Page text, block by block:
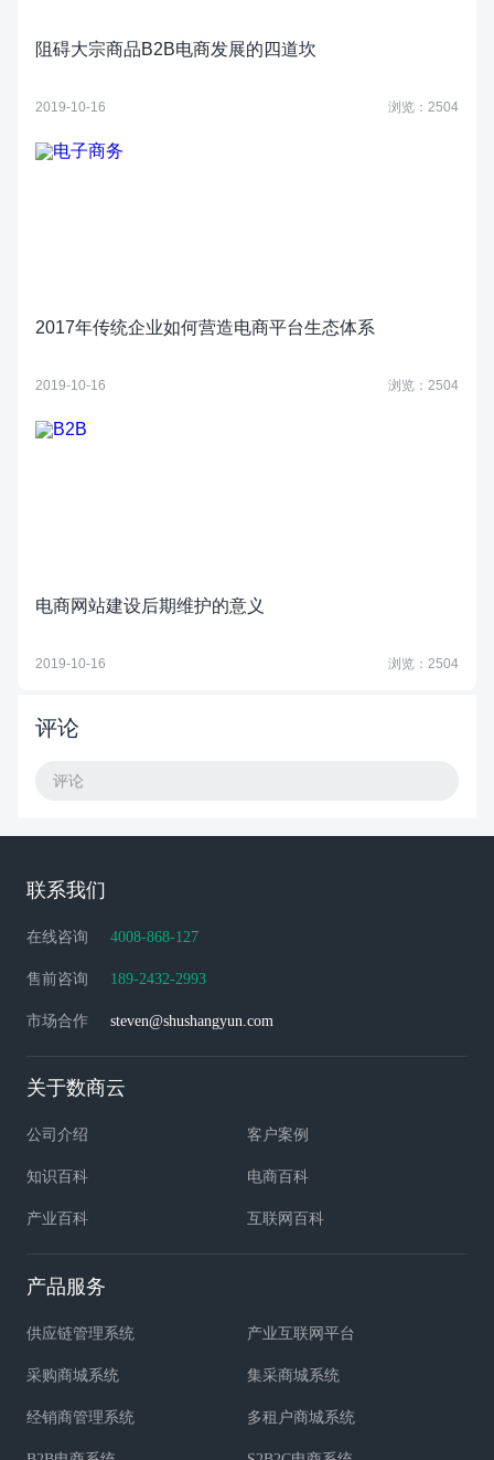
阻碍大宗商品B2B电商发展的四道坎
2019-10-16 浏览：2504
2017年传统企业如何营造电商平台生态体系
2019-10-16 浏览：2504
电商网站建设后期维护的意义
2019-10-16 浏览：2504
评论
评论
联系我们
在线咨询 4008-868-127
售前咨询 189-2432-2993
市场合作 steven@shushangyun.com
关于数商云
公司介绍 客户案例
知识百科 电商百科
产业百科 互联网百科
产品服务
供应链管理系统 产业互联网平台
采购商城系统 集采商城系统
经销商管理系统 多租户商城系统